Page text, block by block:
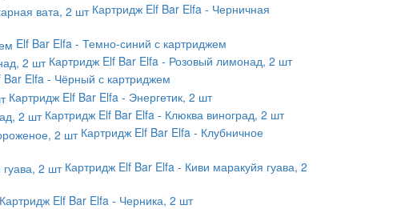
Картридж Elf Bar Elfa - Черничная
Elf Bar Elfa - Темно-синий с картриджем
Картридж Elf Bar Elfa - Розовый лимонад, 2 шт
Bar Elfa - Чёрный с картриджем
Картридж Elf Bar Elfa - Энергетик, 2 шт
Картридж Elf Bar Elfa - Клюква виноград, 2 шт
Картридж Elf Bar Elfa - Клубничное
Картридж Elf Bar Elfa - Киви маракуйя гуава, 2
Картридж Elf Bar Elfa - Черника, 2 шт